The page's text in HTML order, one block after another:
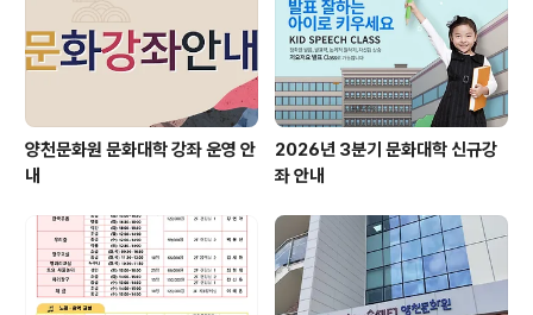
양천문화원 문화대학 강좌 운영 안
내
2026년 3분기 문화대학 신규강
좌 안내